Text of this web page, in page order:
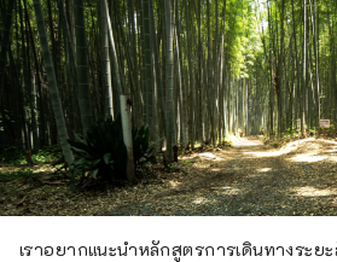
เราอยากแนะนำหลักสูตรการเดินทางระย